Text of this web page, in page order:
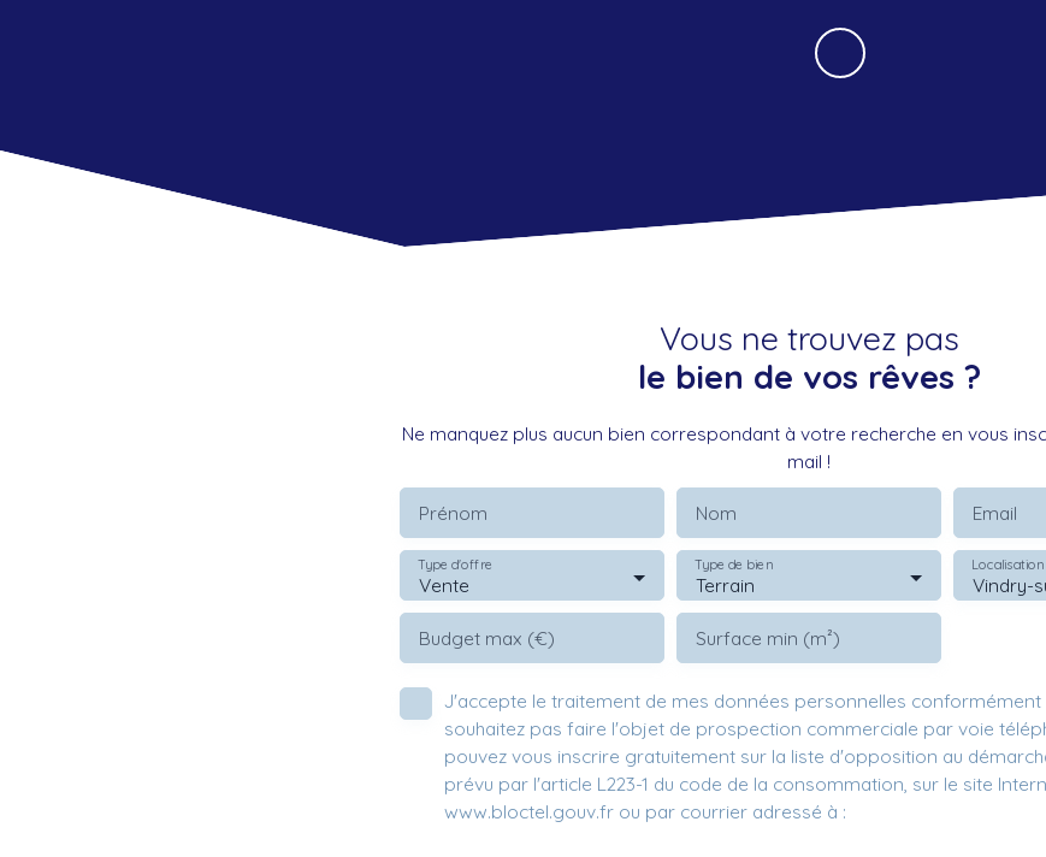
Vous ne trouvez pas
le bien de vos rêves ?
Ne manquez plus aucun bien correspondant à votre recherche en vous
mail !
Prénom Nom Email
Vente
Type d'offre
Terrain
Type de bien Localisation
Budget max (€) Surface min (m²)
J'accepte le traitement de mes données personnelles conformément
souhaitez pas faire l'objet de prospection commerciale par voie
pouvez vous inscrire gratuitement sur la liste d'opposition au
prévu par l'article L223-1 du code de la consommation, sur le site
www.bloctel.gouv.fr ou par courrier adressé à :